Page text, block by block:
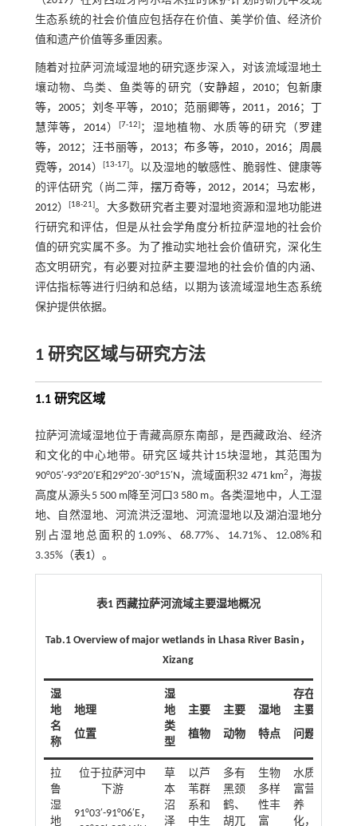
生态系统的社会价值应包括存在价值、美学价值、经济价
值和遗产价值等多重因素。
随着对拉萨河流域湿地的研究逐步深入，对该流域湿地土
壤动物、鸟类、鱼类等的研究（ 安静超，2010； 包新康
等，2005； 刘冬平等，2010； 范丽卿等，2011 ， 2016；
丁
慧萍等，2014）[7-12] ；湿地植物、水质等的研究（ 罗建
等，2012； 汪书丽等，2013； 布多等，2010，2016； 周晨
霓等，2014） [13-17]。以及湿地的敏感性、脆弱性、健康等
的评估研究（尚二萍， 摆万奇等，2012 ，2014； 马宏彬，
2012）[18-21]。大多数研究者主要对湿地资源和湿地功能进
行研究和评估，但是从社会学角度分析拉萨湿地的社会价
值的研究实属不多。为了推动实地社会价值研究，深化生
态文明研究，有必要对拉萨主要湿地的社会价值的内涵、
评估指标等进行归纳和总结，以期为该流域湿地生态系统
保护提供依据。
1 研究区域与研究方法
1.1 研究区域
拉萨河流域湿地位于青藏高原东南部，是西藏政治、经济
和文化的中心地带。研究区域共计15块湿地，其范围为
90°05′-93°20′E和29°20′-30°15′N，流域面积32 471 km2 ，海拔
高度从源头5 500 m降至河口3 580 m。各类湿地中，人工湿
地、自然湿地、河流洪泛湿地、河流湿地以及湖泊湿地分
别占湿地总面积的1.09%、68.77%、14.71%、12.08%和
3.35%（表1）。
表1 西藏拉萨河流域主要湿地概况
Tab.1 Overview of major wetlands in Lhasa River Basin，
Xizang
湿
地
名
称
地理
位置
湿
地
类
型
主要
植物
主要
动物
湿地
特点
存在
主要
问题
拉
鲁
湿
地
位于拉萨河中
下游
91°03′-91°06′E，
草
本
沼
泽
以芦
苇群
系和
中生
多有
黑颈
鹤、
胡兀
生物
多样
性丰
富
水质
富营
养
化，